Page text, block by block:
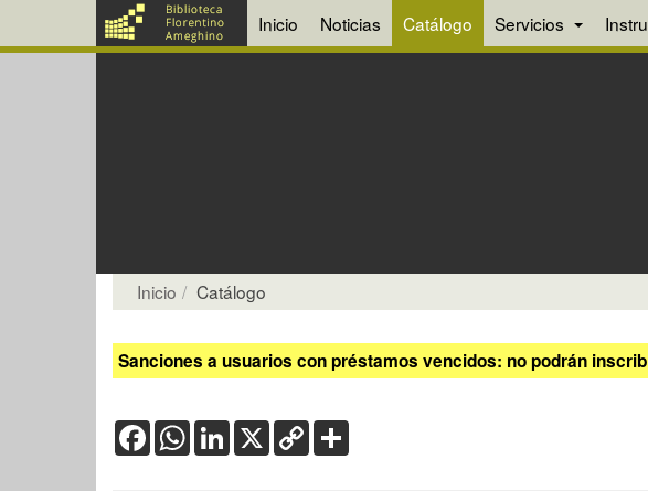
Inicio Noticias Catálogo Servicios
Inicio Catálogo
Sanciones a usuarios con préstamos vencidos: no podrán
FacebookWhatsApp
LinkedIn
X Copy
Link